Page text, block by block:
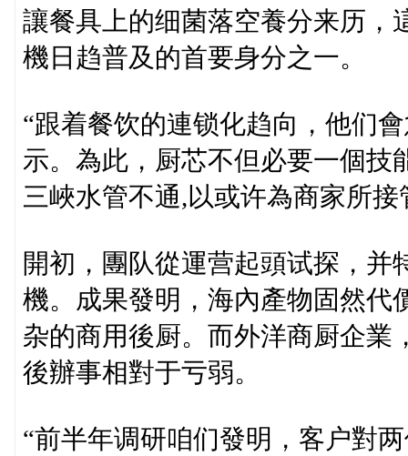
讓餐具上的细菌落空養分来历，
機日趋普及的首要身分之一。
“跟着餐饮的連锁化趋向，他们
示。為此，厨芯不但必要一個技
三峽水管不通,以或许為商家所接
開初，團队從運营起頭试探，并
機。成果發明，海內產物固然代
杂的商用後厨。而外洋商厨企業
後辦事相對于亏弱。
“前半年调研咱们發明，客户對